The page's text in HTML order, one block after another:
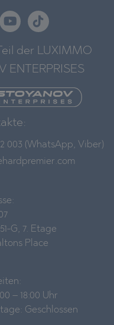
der LUXIMMO
ENTERPRISES
003 (WhatsApp, Viber)
G, 7. Etage
Place
– 18:00 Uhr
Geschlossen